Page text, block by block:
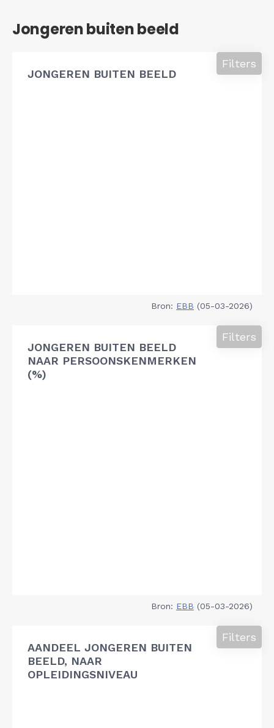
Jongeren buiten beeld
JONGEREN BUITEN BEELD
Filters
Bron: EBB (05-03-2026)
JONGEREN BUITEN BEELD
NAAR PERSOONSKENMERKEN
(%)
Filters
Bron: EBB (05-03-2026)
AANDEEL JONGEREN BUITEN
BEELD, NAAR
OPLEIDINGSNIVEAU
Filters